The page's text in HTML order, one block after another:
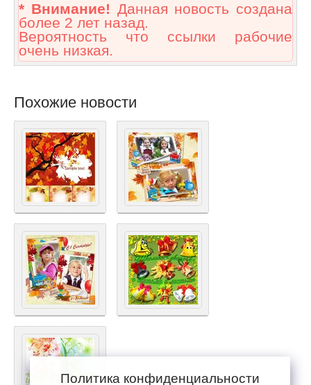
* Внимание! Данная новость создана
более 2 лет назад.
Вероятность что ссылки рабочие
очень низкая.
Похожие новости
Политика конфиденциальности